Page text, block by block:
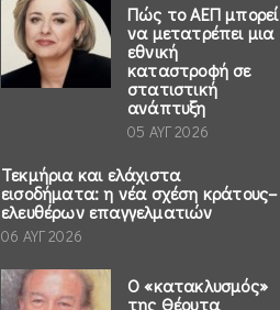
Πώς το ΑΕΠ μπορεί
να μετατρέπει μια
εθνική
καταστροφή σε
στατιστική
ανάπτυξη
05 ΑΥΓ 2026
Τεκμήρια και ελάχιστα
εισοδήματα: η νέα σχέση κράτους–
ελευθέρων επαγγελματιών
06 ΑΥΓ 2026
Ο «κατακλυσμός»
της Θέουτα